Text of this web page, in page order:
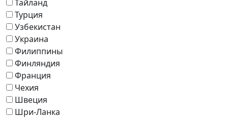
Тайланд
Турция
Узбекистан
Украина
Филиппины
Финляндия
Франция
Чехия
Швеция
Шри-Ланка